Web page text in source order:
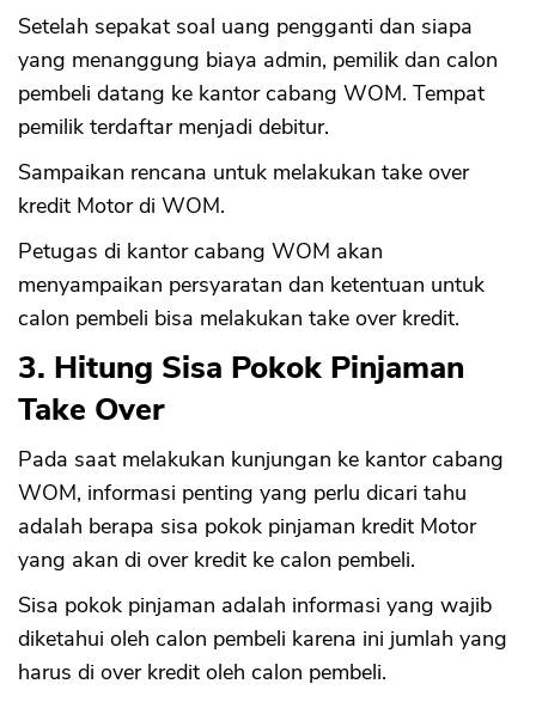
Setelah sepakat soal uang pengganti dan siapa
yang menanggung biaya admin, pemilik dan calon
pembeli datang ke kantor cabang WOM. Tempat
pemilik terdaftar menjadi debitur.
Sampaikan rencana untuk melakukan take over
kredit Motor di WOM.
Petugas di kantor cabang WOM akan
menyampaikan persyaratan dan ketentuan untuk
calon pembeli bisa melakukan take over kredit.
3. Hitung Sisa Pokok Pinjaman
Take Over
Pada saat melakukan kunjungan ke kantor cabang
WOM, informasi penting yang perlu dicari tahu
adalah berapa sisa pokok pinjaman kredit Motor
yang akan di over kredit ke calon pembeli.
Sisa pokok pinjaman adalah informasi yang wajib
diketahui oleh calon pembeli karena ini jumlah yang
harus di over kredit oleh calon pembeli.